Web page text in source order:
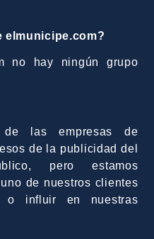
elmunicipe.com?
no hay ningún grupo
las empresas de
de la publicidad del
pero estamos
de nuestros clientes
o influir en nuestras